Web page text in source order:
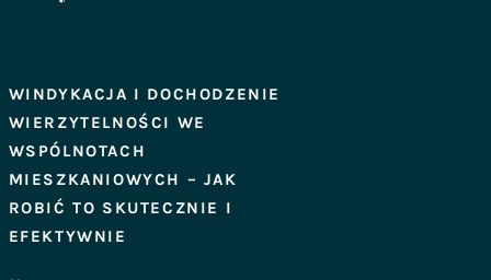
WINDYKACJA I DOCHODZENIE
WIERZYTELNOŚCI WE
WSPÓLNOTACH
MIESZKANIOWYCH – JAK
ROBIĆ TO SKUTECZNIE I
EFEKTYWNIE